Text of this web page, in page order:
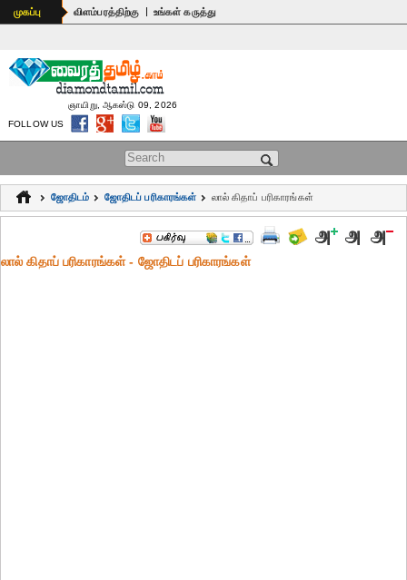
முகப்பு விளம்பரத்திற்கு | உங்கள் கருத்து
Search form
ஞாயிறு, ஆகஸ்டு 09, 2026
FOLLOW US
ஜோதிடம் ஜோதிடப் ப‌ரிகார‌ங்க‌ள் லால் கிதாப் பரிகாரங்கள்
லால் கிதாப் பரிகாரங்கள் - ஜோதிடப் ப‌ரிகார‌ங்க‌ள்